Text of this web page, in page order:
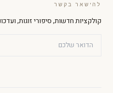
להישאר בקשר
קולקציות חדשות, סיפורי זוגות,